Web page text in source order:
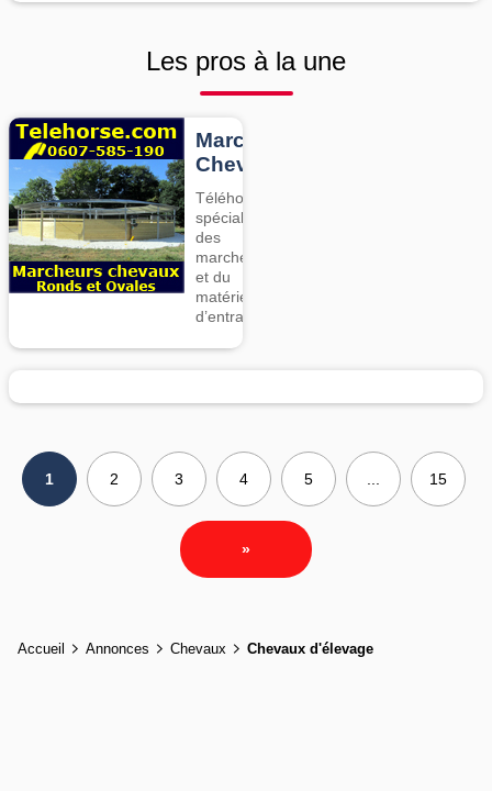
Les pros à la une
Marcheurs
Chevaux
Téléhorse,
spécialiste
des
marcheurs
et du
matériel
d’entrainement
1 2 3 4 5 15
»
Accueil Annonces Chevaux Chevaux d'élevage